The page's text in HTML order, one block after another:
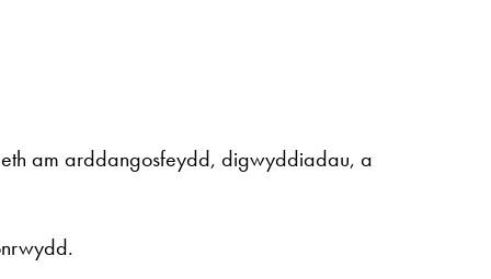
am arddangosfeydd, digwyddiadau, a